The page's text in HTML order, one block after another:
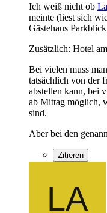
Ich weiß nicht ob
meinte (liest sich
Gästehaus Parkblick
Zusätzlich: Hotel
Bei vielen muss
tatsächlich von der
abstellen kann, bei
ab Mittag möglich,
sind.
Aber bei den
Zitieren